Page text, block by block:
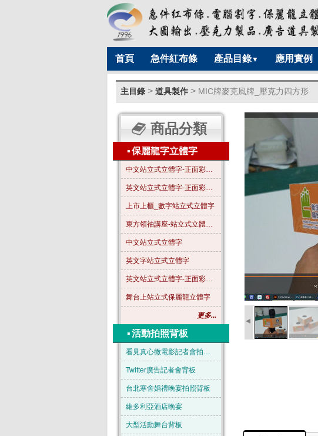
首頁 急件紅布條 產品目錄▼ 應用實例
主目錄 > 道具製作 > MIC牌麥克風牌_壓克力四方形
商品分類
▪保麗龍字立體字
中文站立式立體字-正面彩色-A01
英文站立式立體字-正面彩色-B01
上市上櫃_數字站立式立體字
東方領袖講座-站立式立體字_全字噴漆_霧金色
中文站立式立體字
英文字站立式立體字
英文站立式立體字-正面彩色-B04
舞台上站立式保麗龍立體字
更多...
▪活動拍照背板
看見真心微電影記者會拍照背板
Twitter廣告記者會背板
台北寒舍婚禮晚宴拍照背板
維多利亞酒店晚宴
大型活動舞台背板
◂